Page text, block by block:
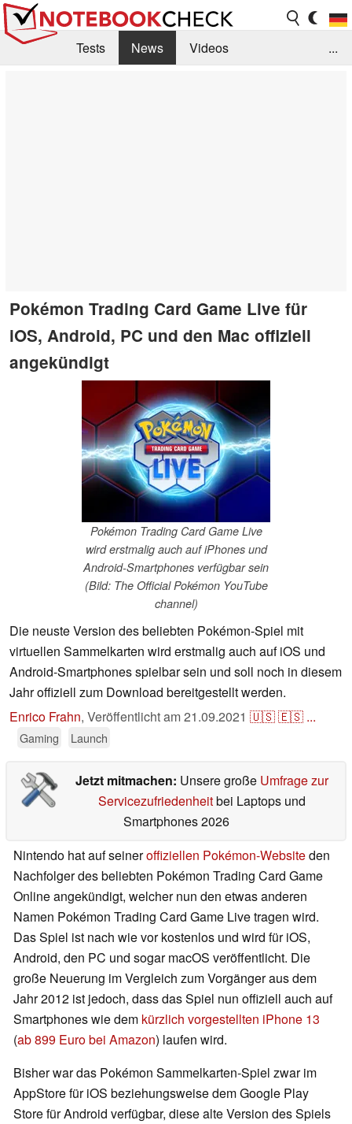
Tests News
Videos
...
Pokémon Trading Card Game Live für
iOS, Android, PC und den Mac offiziell
angekündigt
Pokémon Trading Card Game Live
wird erstmalig auch auf iPhones und
Android-Smartphones verfügbar sein
(Bild: The Official Pokémon YouTube
channel)
Die neuste Version des beliebten Pokémon-Spiel mit
virtuellen Sammelkarten wird erstmalig auch auf iOS und
Android-Smartphones spielbar sein und soll noch in diesem
Jahr offiziell zum Download bereitgestellt werden.
Enrico Frahn, Veröffentlicht am21.09.2021 🇺🇸🇪🇸 ...
Gaming Launch
Jetzt mitmachen: Unsere große Umfrage zur
Servicezufriedenheitbei Laptops und
Smartphones 2026
Nintendo hat auf seineroffiziellen Pokémon-Websiteden
Nachfolger des beliebten Pokémon Trading Card Game
Online angekündigt, welcher nun den etwas anderen
Namen Pokémon Trading Card Game Live tragen wird.
Das Spiel ist nach wie vor kostenlos und wird für iOS,
Android, den PC und sogar macOS veröffentlicht. Die
große Neuerung im Vergleich zum Vorgänger aus dem
Jahr 2012 ist jedoch, dass das Spiel nun offiziell auch auf
Smartphones wie dem kürzlich vorgestellten iPhone 13
(ab 899 Euro bei Amazon) laufen wird.
Bisher war das Pokémon Sammelkarten-Spiel zwar im
AppStore für iOS beziehungsweise dem Google Play
Store für Android verfügbar, diese alte Version des Spiels